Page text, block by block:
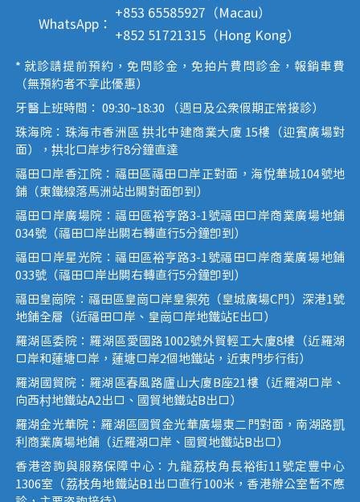
WhatsApp：
+853 65585927（Macau）
+852 51721315（Hong Kong）
* 就診請提前預約，免問診金，免拍片費問診金，報銷車費
（無預約者不享此優惠）
牙醫上班時間： 09:30~18:30 （週日及公眾假期正常接診）
珠海院：珠海市香洲區 拱北中建商業大廈 15樓（迎賓廣場對
面），拱北口岸步行8分鐘直達
福田口岸香江院：福田區福田口岸正對面，海悅華城104號地
鋪（東鐵線落馬洲站出關對面即到）
福田口岸廣場院：福田區裕亨路3-1號福田口岸商業廣場地鋪
034號（福田口岸出關右轉直行5分鐘即到）
福田口岸星光院：福田區裕亨路3-1號福田口岸商業廣場地鋪
033號（福田口岸出關右轉直行5分鐘即到）
福田皇崗院：福田區皇崗口岸皇禦苑（皇城廣場C門）深港1號
地鋪全層（近福田口岸、皇崗口岸地鐵站E出口）
羅湖區委院：羅湖區愛國路1002號外貿輕工大廈8樓（近羅湖
口岸和蓮塘口岸，蓮塘口岸2個地鐵站，近東門步行街）
羅湖國貿院：羅湖區春風路廬山大廈B座21樓（近羅湖口岸、
向西村地鐵站A2出口、國貿地鐵站B出口）
羅湖金光華院：羅湖區國貿金光華廣場東二門對面，南湖路凱
利商業廣場地鋪（近羅湖口岸、國貿地鐵站B出口）
香港咨詢與服務保障中心：九龍荔枝角長裕街11號定豐中心
1306室（荔枝角地鐵站B1出口直行100米，香港辦公室暫不應